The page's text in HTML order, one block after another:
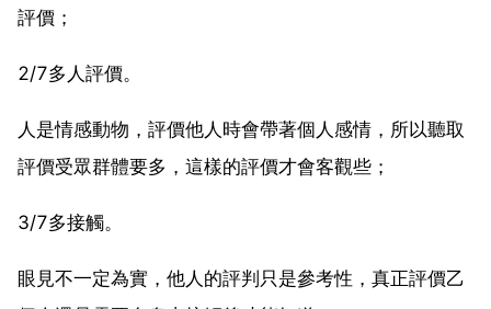
評價；
2/7多人評價。
人是情感動物，評價他人時會帶著個人感情，所以聽取
評價受眾群體要多，這樣的評價才會客觀些；
3/7多接觸。
眼見不一定為實，他人的評判只是參考性，真正評價乙